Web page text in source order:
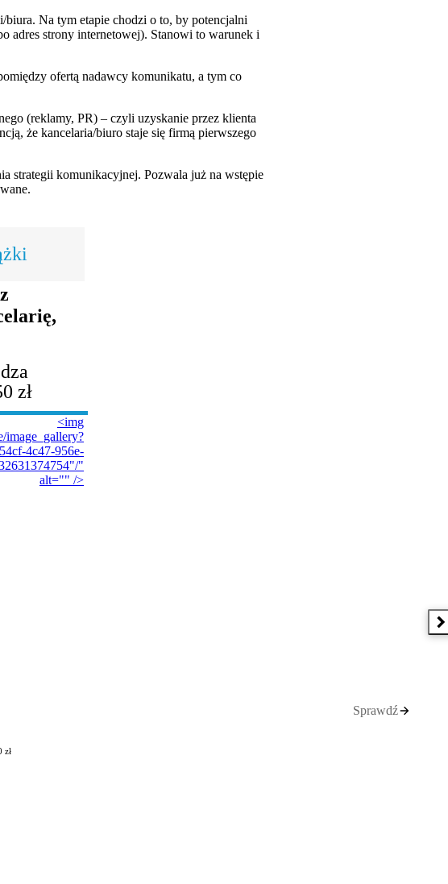
Na tym etapie chodzi o to, by potencjalni
adres strony internetowej). Stanowi to warunek i
ofertą nadawcy komunikatu, a tym co
(reklamy, PR) – czyli uzyskanie przez klienta
że kancelaria/biuro staje się firmą pierwszego
strategii komunikacyjnej. Pozwala już na wstępie
zł
<img
image_gallery?
4c47-956e-
"
alt="" />
Sprawdź
zł